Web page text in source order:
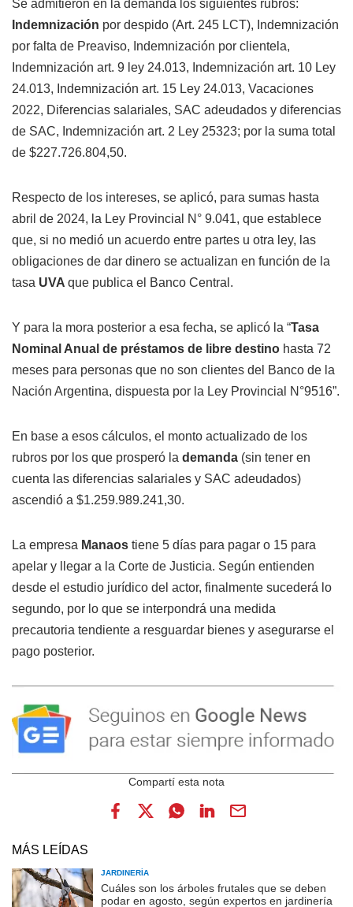
Se admitieron en la demanda los siguientes rubros:
Indemnización por despido (Art. 245 LCT), Indemnización
por falta de Preaviso, Indemnización por clientela,
Indemnización art. 9 ley 24.013, Indemnización art. 10 Ley
24.013, Indemnización art. 15 Ley 24.013, Vacaciones
2022, Diferencias salariales, SAC adeudados y diferencias
de SAC, Indemnización art. 2 Ley 25323; por la suma total
de $227.726.804,50.
Respecto de los intereses, se aplicó, para sumas hasta
abril de 2024, la Ley Provincial N° 9.041, que establece
que, si no medió un acuerdo entre partes u otra ley, las
obligaciones de dar dinero se actualizan en función de la
tasa UVA que publica el Banco Central.
Y para la mora posterior a esa fecha, se aplicó la “Tasa
Nominal Anual de préstamos de libre destino hasta 72
meses para personas que no son clientes del Banco de la
Nación Argentina, dispuesta por la Ley Provincial N°9516”.
En base a esos cálculos, el monto actualizado de los
rubros por los que prosperó la demanda (sin tener en
cuenta las diferencias salariales y SAC adeudados)
ascendió a $1.259.989.241,30.
La empresa Manaos tiene 5 días para pagar o 15 para
apelar y llegar a la Corte de Justicia. Según entienden
desde el estudio jurídico del actor, finalmente sucederá lo
segundo, por lo que se interpondrá una medida
precautoria tendiente a resguardar bienes y asegurarse el
pago posterior.
MÁS LEÍDAS
JARDINERÍA
Cuáles son los árboles frutales que se deben
podar en agosto, según expertos en jardinería